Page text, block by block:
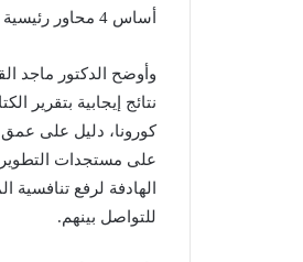
أساس 4 محاور رئيسية هي الأداء الاقتصادي والكفاءة الحكومية وكفاءة الأعمال والبنية التحتية.
وأوضح الدكتور ماجد
كورونا، دليل على عمق
الهادفة لرفع
للتواصل بينهم.